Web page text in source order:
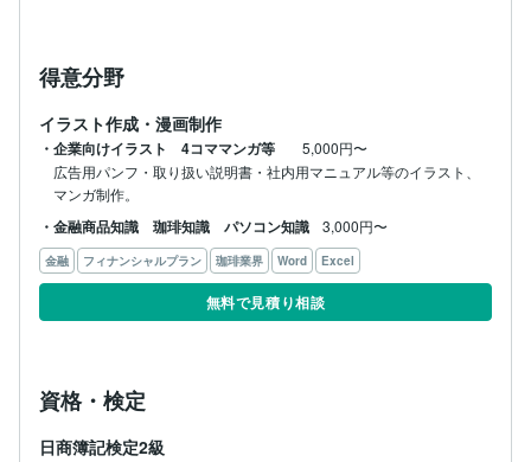
得意分野
イラスト作成・漫画制作
・企業向けイラスト 4コママンガ等
5,000円〜
広告用パンフ・取り扱い説明書・社内用マニュアル等のイラスト、
マンガ制作。
・金融商品知識 珈琲知識 パソコン知識 3,000円〜
金融 フィナンシャルプラン 珈琲業界 Word Excel
無料で見積り相談
資格・検定
日商簿記検定2級